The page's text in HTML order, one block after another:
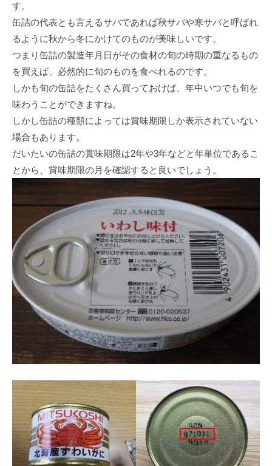
す。
缶詰の代表とも言えるサバであれば秋サバや寒サバと呼ばれ
るように秋から冬にかけてのものが美味しいです。
つまり缶詰の製造年月日がその食材の旬の時期の重なるもの
を買えば、必然的に旬のものを食べれるのです。
しかも旬の缶詰をたくさん買っておけば、年中いつでも旬を
味わうことができますね。
しかし缶詰の種類によっては賞味期限しか表示されていない
場合もあります。
だいたいの缶詰の賞味期限は2年や3年などと年単位であるこ
とから、賞味期限の月を確認すると良いでしょう。